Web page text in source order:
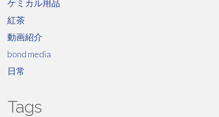
ケミカル用品
紅茶
動画紹介
bond media
日常
Tags